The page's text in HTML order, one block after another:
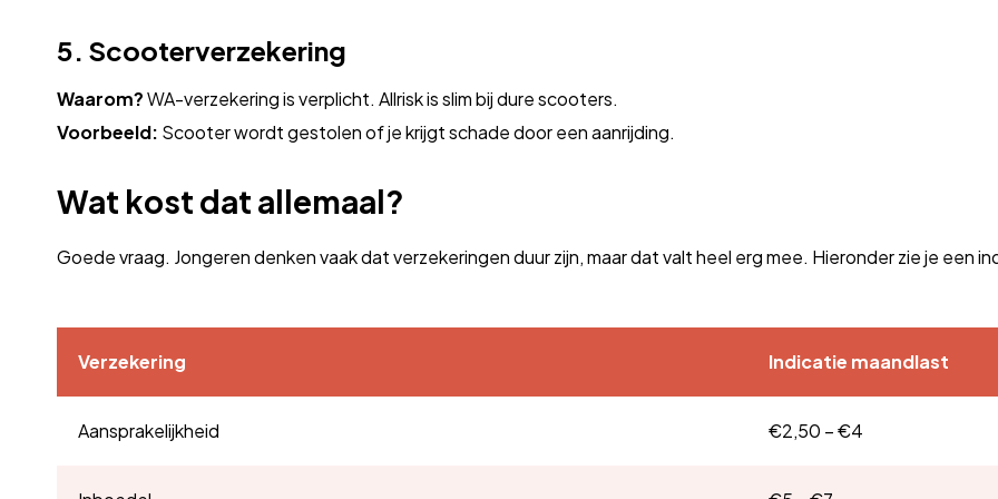
5. Scooterverzekering
Waarom?WA-verzekering is verplicht. Allrisk is slim bij dure scooters.
Voorbeeld: Scooter wordt gestolen of je krijgt schade door een aanrijding.
Wat kost dat allemaal?
Goede vraag. Jongeren denken vaak dat verzekeringen duur zijn, maar dat valt heel erg mee. Hieronder zie je een
Verzekering Indicatie maandlast
Aansprakelijkheid €2,50 – €4